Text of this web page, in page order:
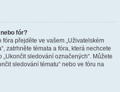
fór?
přejděte ve vašem „Uživatelském
zatrhněte témata a fóra, která nechcete
sledování označených“. Můžete
sledování tématu“ nebo ve fóru na